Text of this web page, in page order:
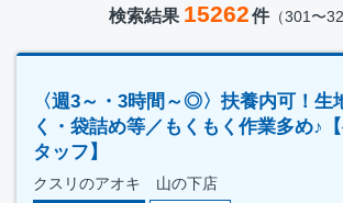
検索結果 15262件（301〜
〈週3～・3時間～◎〉扶養内可！生
く・袋詰め等／もくもく作業多め♪
タッフ】
クスリのアオキ 山の下店